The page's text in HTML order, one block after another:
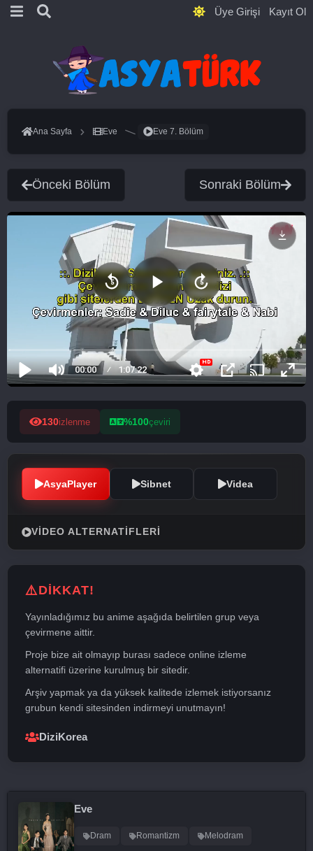
Üye Girişi Kayıt Ol
Ana Sayfa Eve Eve 7. Bölüm
Önceki Bölüm Sonraki Bölüm
130izlenme %100çeviri
AsyaPlayer Sibnet Videa
VIDEO ALTERNATIFLERI
DİKKAT!
Yayınladığımız bu anime aşağıda belirtilen grup veya
çevirmene aittir.
Proje bize ait olmayıp burası sadece online izleme
alternatifi üzerine kurulmuş bir sitedir.
Arşiv yapmak ya da yüksek kalitede izlemek istiyorsanız
grubun kendi sitesinden indirmeyi unutmayın!
DiziKorea
Eve
Dram Romantizm Melodram